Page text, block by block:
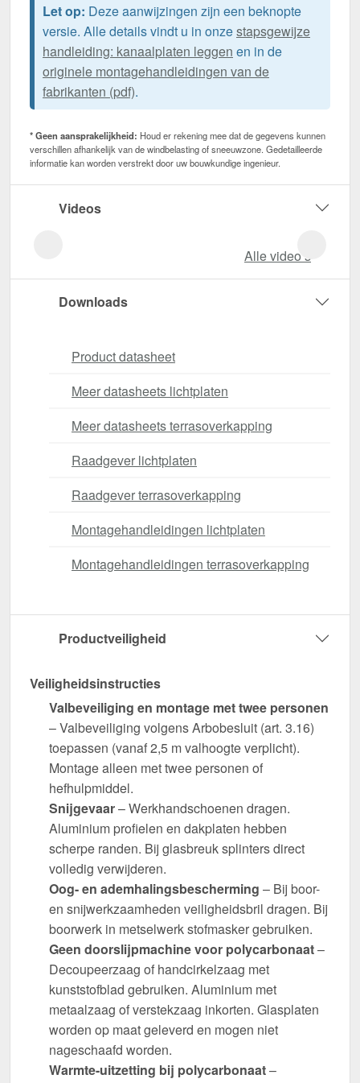
Let op: Deze aanwijzingen zijn een beknopte
versie. Alle details vindt u in onzestapsgewijze
handleiding: kanaalplaten leggen en in de
originele montagehandleidingen van de
fabrikanten (pdf).
* Geen aansprakelijkheid: Houd er rekening mee dat de gegevens kunnen
verschillen afhankelijk van de windbelasting of sneeuwzone. Gedetailleerde
informatie kan worden verstrekt door uw bouwkundige ingenieur.
Videos
Alle video‘s
Downloads
Product datasheet
Meer datasheets lichtplaten
Meer datasheets terrasoverkapping
Raadgever lichtplaten
Raadgever terrasoverkapping
Montagehandleidingen lichtplaten
Montagehandleidingen terrasoverkapping
Productveiligheid
Veiligheidsinstructies
Valbeveiliging en montage met twee personen
– Valbeveiliging volgens Arbobesluit (art. 3.16)
toepassen (vanaf 2,5 m valhoogte verplicht).
Montage alleen met twee personen of
hefhulpmiddel.
Snijgevaar– Werkhandschoenen dragen.
Aluminium profielen en dakplaten hebben
scherpe randen. Bij glasbreuk splinters direct
volledig verwijderen.
Oog- en ademhalingsbescherming – Bij boor-
en snijwerkzaamheden veiligheidsbril dragen. Bij
boorwerk in metselwerk stofmasker gebruiken.
Geen doorslijpmachine voor polycarbonaat–
Decoupeerzaag of handcirkelzaag met
kunststofblad gebruiken. Aluminium met
metaalzaag of verstekzaag inkorten. Glasplaten
worden op maat geleverd en mogen niet
nageschaafd worden.
Warmte-uitzetting bij polycarbonaat–